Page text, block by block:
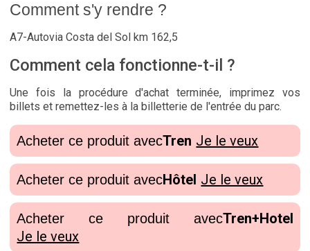
Comment s'y rendre ?
A7-Autovia Costa del Sol km 162,5
Comment cela fonctionne-t-il ?
Une fois la procédure d'achat terminée, imprimez vos
billets et remettez-les à la billetterie de l'entrée du parc.
Acheter ce produit avecTren Je le veux
Acheter ce produit avecHôtel Je le veux
Acheter ce produit avecTren+Hotel
Je le veux